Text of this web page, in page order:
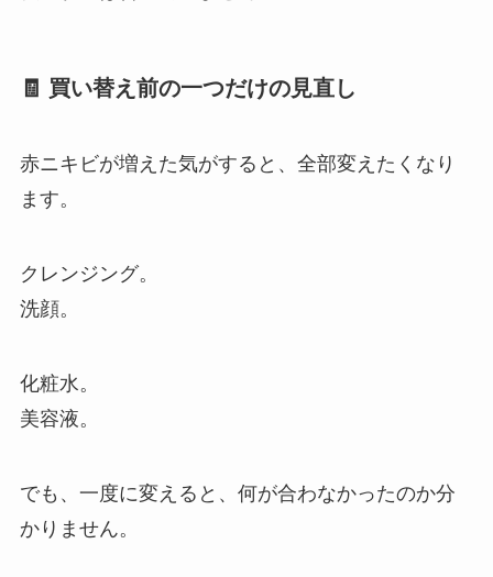
🧾 買い替え前の一つだけの見直し
赤ニキビが増えた気がすると、全部変えたくなり
ます。
クレンジング。
洗顔。
化粧水。
美容液。
でも、一度に変えると、何が合わなかったのか分
かりません。